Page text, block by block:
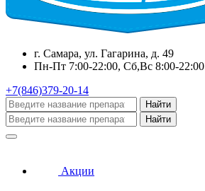
г. Самара, ул. Гагарина, д. 49
Пн-Пт 7:00-22:00, Сб,Вс 8:00-22:00
+7(846)379-20-14
Найти
Найти
Акции